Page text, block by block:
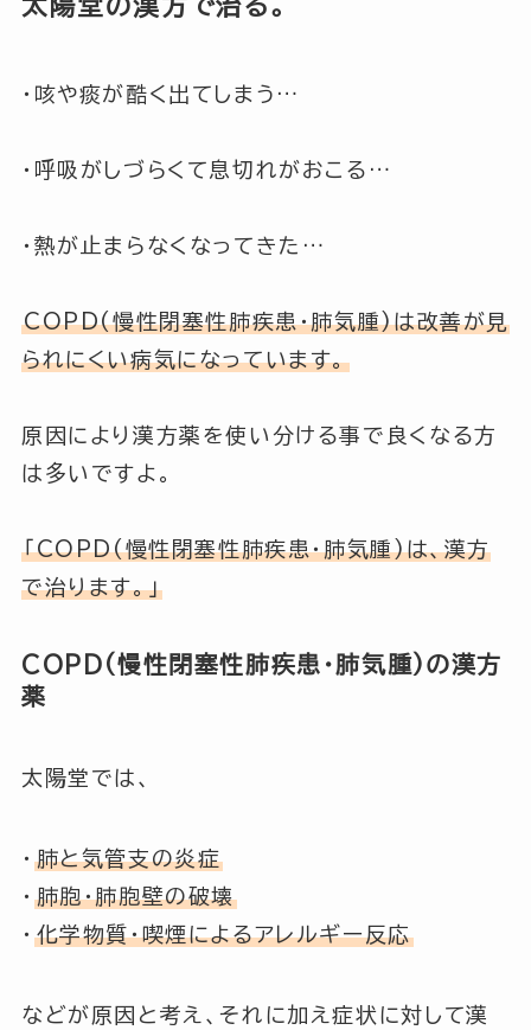
太陽堂の漢方で治る。
・咳や痰が酷く出てしまう…
・呼吸がしづらくて息切れがおこる…
・熱が止まらなくなってきた…
COPD(慢性閉塞性肺疾患・肺気腫)は改善が見
られにくい病気になっています。
原因により漢方薬を使い分ける事で良くなる方
は多いですよ。
「COPD(慢性閉塞性肺疾患・肺気腫)は、漢方
で治ります。」
COPD(慢性閉塞性肺疾患・肺気腫)の漢方
薬
太陽堂では、
・ 肺と気管支の炎症
・ 肺胞・肺胞壁の破壊
・ 化学物質・喫煙によるアレルギー反応
などが原因と考え、それに加え症状に対して漢